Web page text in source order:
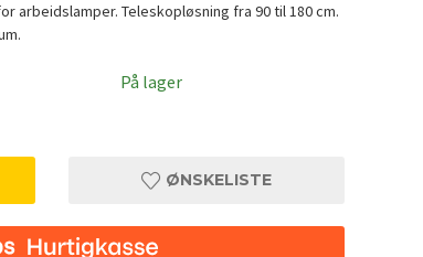
arbeidslamper. Teleskopløsning fra 90 til 180 cm.
På lager
ØNSKELISTE